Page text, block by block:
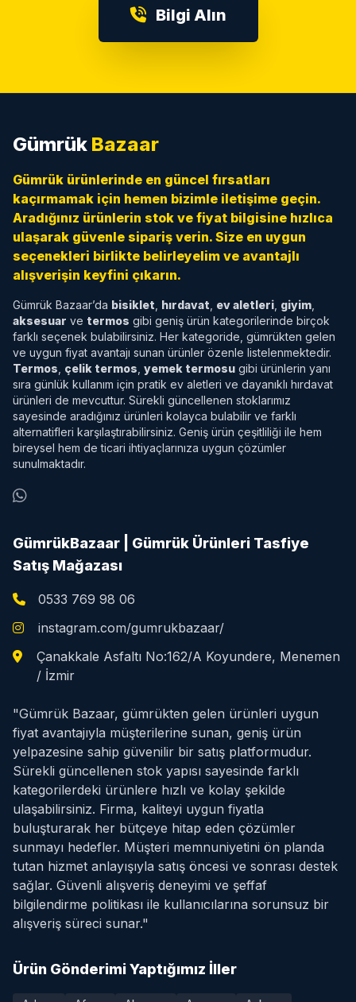
Bilgi Alın
Gümrük Bazaar
Gümrük ürünlerinde en güncel fırsatları
kaçırmamak için hemen bizimle iletişime geçin.
Aradığınız ürünlerin stok ve fiyat bilgisine hızlıca
ulaşarak güvenle sipariş verin. Size en uygun
seçenekleri birlikte belirleyelim ve avantajlı
alışverişin keyfini çıkarın.
Gümrük Bazaar’da bisiklet hırdavat ev aletleri giyim
aksesuar ve termos gibi geniş ürün kategorilerinde birçok
farklı seçenek bulabilirsiniz. Her kategoride, gümrükten gelen
ve uygun fiyat avantajı sunan ürünler özenle listelenmektedir.
Termos çelik termos yemek termosu gibi ürünlerin yanı
sıra günlük kullanım için pratik ev aletleri ve dayanıklı hırdavat
ürünleri de mevcuttur. Sürekli güncellenen stoklarımız
sayesinde aradığınız ürünleri kolayca bulabilir ve farklı
alternatifleri karşılaştırabilirsiniz. Geniş ürün çeşitliliği ile hem
bireysel hem de ticari ihtiyaçlarınıza uygun çözümler
sunulmaktadır.
GümrükBazaar | Gümrük Ürünleri Tasfiye
Satış Mağazası
0533 769 98 06
instagram.com/gumrukbazaar/
Çanakkale Asfaltı No:162/A Koyundere, Menemen
/ İzmir
"Gümrük Bazaar, gümrükten gelen ürünleri uygun
fiyat avantajıyla müşterilerine sunan, geniş ürün
yelpazesine sahip güvenilir bir satış platformudur.
Sürekli güncellenen stok yapısı sayesinde farklı
kategorilerdeki ürünlere hızlı ve kolay şekilde
ulaşabilirsiniz. Firma, kaliteyi uygun fiyatla
buluşturarak her bütçeye hitap eden çözümler
sunmayı hedefler. Müşteri memnuniyetini ön planda
tutan hizmet anlayışıyla satış öncesi ve sonrası destek
sağlar. Güvenli alışveriş deneyimi ve şeffaf
bilgilendirme politikası ile kullanıcılarına sorunsuz bir
alışveriş süreci sunar."
Ürün Gönderimi Yaptığımız İller